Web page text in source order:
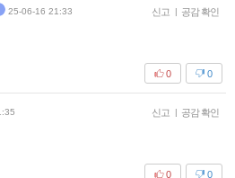
25-06-16 21:33 신고 | 공감 확인
0
0
신고 | 공감 확인
0
0